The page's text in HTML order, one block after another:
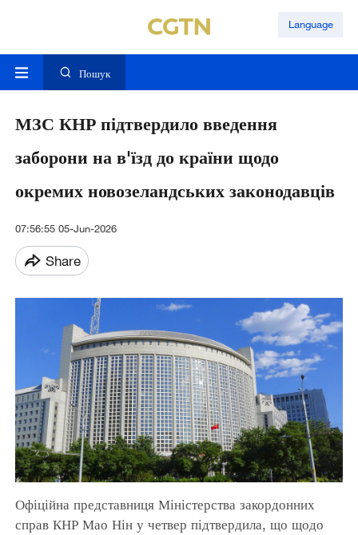
Language
Пошук
МЗС КНР підтвердило введення
заборони на в'їзд до країни щодо
окремих новозеландських законодавців
07:56:55 05-Jun-2026
Share
Офіційна представниця Міністерства закордонних
справ КНР Мао Нін у четвер підтвердила, що щодо